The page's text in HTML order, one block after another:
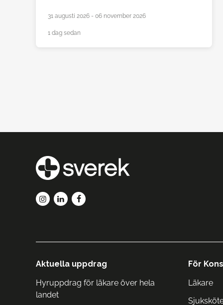
31 augusti 2026 - 06 november 2026
1 dag sedan
Aktuella uppdrag
Hyruppdrag för läkare över hela
landet
För
Läkare